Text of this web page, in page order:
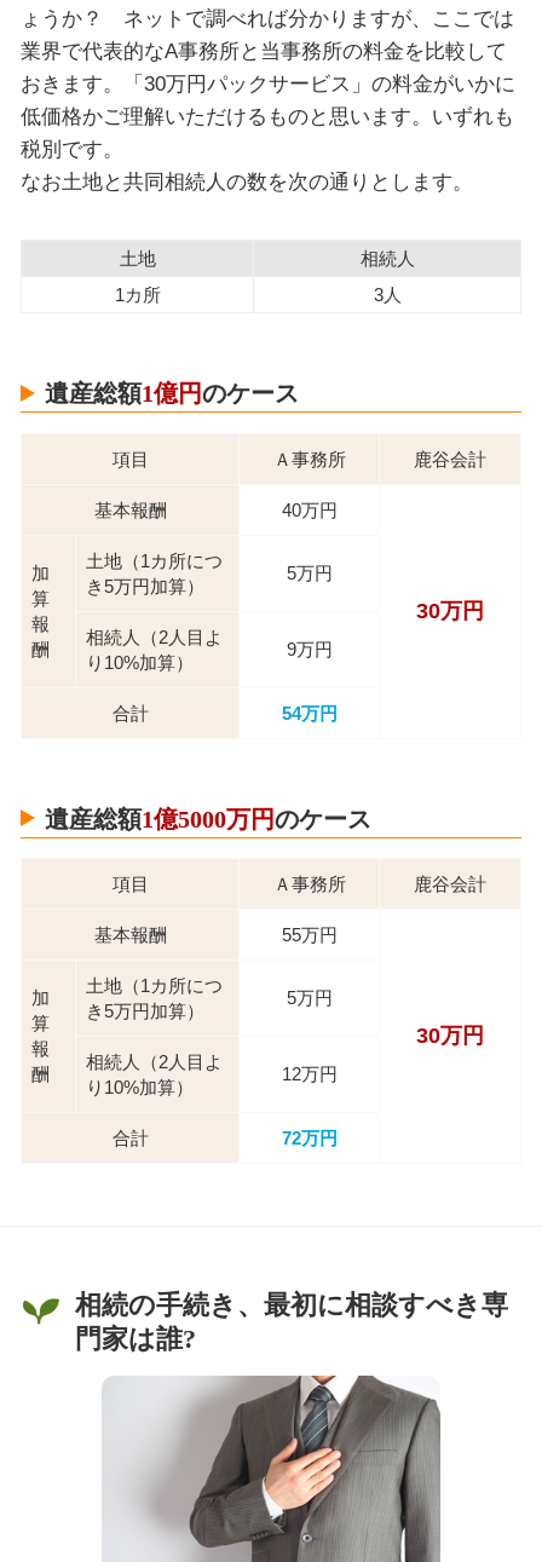
ょうか？ ネットで調べれば分かりますが、ここでは
業界で代表的なA事務所と当事務所の料金を比較して
おきます。「30万円パックサービス」の料金がいかに
低価格かご理解いただけるものと思います。いずれも
税別です。
なお土地と共同相続人の数を次の通りとします。
土地
相続人
1カ所
3人
遺産総額1億円のケース
項目 Ａ事務所 鹿谷会計
基本報酬 40万円
30万円
加
算
報
酬
土地（1カ所につ
き5万円加算）
5万円
相続人（2人目よ
り10%加算）
9万円
合計 54万円
遺産総額1億5000万円のケース
項目 Ａ事務所 鹿谷会計
基本報酬 55万円
30万円
加
算
報
酬
土地（1カ所につ
き5万円加算）
5万円
相続人（2人目よ
り10%加算）
12万円
合計 72万円
相続の手続き、最初に相談すべき専
門家は誰?